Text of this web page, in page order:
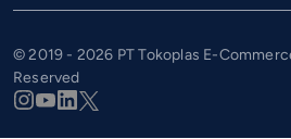
© 2019 - 2026 PT Tokoplas E-
Reserved